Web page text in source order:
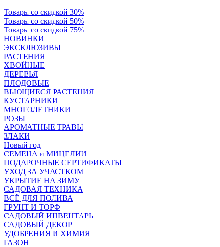
Товары со скидкой 30%
Товары со скидкой 50%
Товары со скидкой 75%
НОВИНКИ
ЭКСКЛЮЗИВЫ
РАСТЕНИЯ
ХВОЙНЫЕ
ДЕРЕВЬЯ
ПЛОДОВЫЕ
ВЬЮЩИЕСЯ РАСТЕНИЯ
КУСТАРНИКИ
МНОГОЛЕТНИКИ
РОЗЫ
АРОМАТНЫЕ ТРАВЫ
ЗЛАКИ
Новый год
СЕМЕНА и МИЦЕЛИИ
ПОДАРОЧНЫЕ СЕРТИФИКАТЫ
УХОД ЗА УЧАСТКОМ
УКРЫТИЕ НА ЗИМУ
САДОВАЯ ТЕХНИКА
ВСЁ ДЛЯ ПОЛИВА
ГРУНТ И ТОРФ
САДОВЫЙ ИНВЕНТАРЬ
САДОВЫЙ ДЕКОР
УДОБРЕНИЯ И ХИМИЯ
ГАЗОН